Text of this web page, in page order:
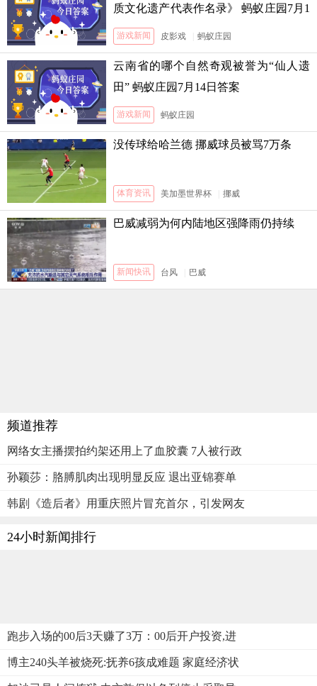
质文化遗产代表作名录》 蚂蚁庄园7月1
3日答案
游戏新闻 皮影戏 蚂蚁庄园
云南省的哪个自然奇观被誉为“仙人遗
田” 蚂蚁庄园7月14日答案
游戏新闻 蚂蚁庄园
没传球给哈兰德 挪威球员被骂7万条
体育资讯 美加墨世界杯 挪威
巴威减弱为何内陆地区强降雨仍持续
新闻快讯 台风 巴威
频道推荐
网络女主播摆拍约架还用上了血胶囊 7人被行政
孙颖莎：胳膊肌肉出现明显反应 退出亚锦赛单
韩剧《造后者》用重庆照片冒充首尔，引发网友
24小时新闻排行
跑步入场的00后3天赚了3万：00后开户投资,进
博主240头羊被烧死:抚养6孩成难题 家庭经济状